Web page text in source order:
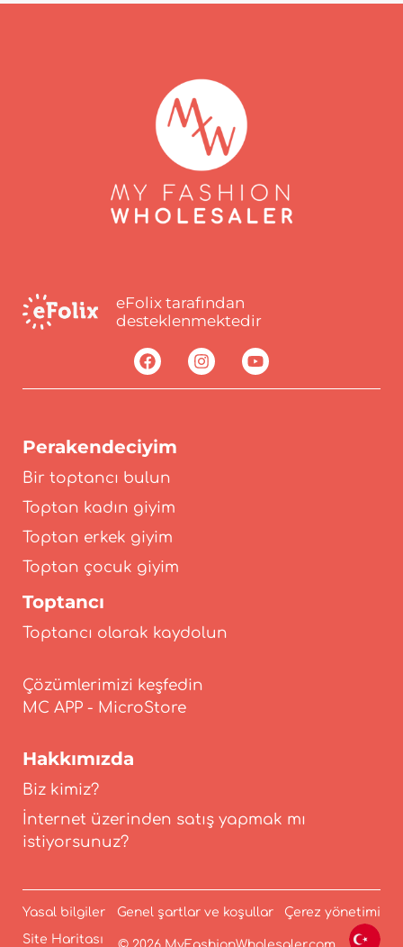
eFolix tarafından
desteklenmektedir
Perakendeciyim
Bir toptancı bulun
Toptan kadın giyim
Toptan erkek giyim
Toptan çocuk giyim
Toptancı
Toptancı olarak kaydolun
Çözümlerimizi keşfedin
Hakkımızda
Biz kimiz?
İnternet üzerinden satış yapmak mı
istiyorsunuz?
Yasal bilgiler Genel şartlar ve koşullar
Çerez yönetimi
Site Haritası